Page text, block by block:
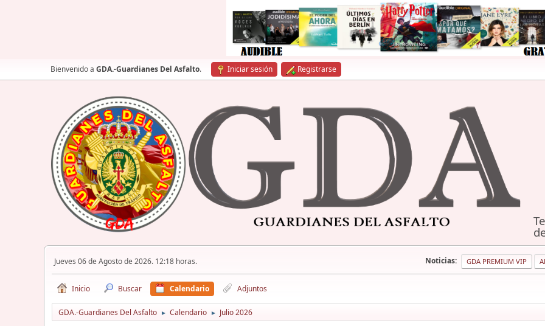
Bienvenido a GDA.-Guardianes Del Asfalto. Iniciar sesión Registrarse
Jueves 06 de Agosto de 2026. 12:18 horas. Noticias: GDA PREMIUM VIP
Inicio Buscar Calendario Adjuntos
GDA.-Guardianes Del Asfalto ► Calendario ► Julio 2026